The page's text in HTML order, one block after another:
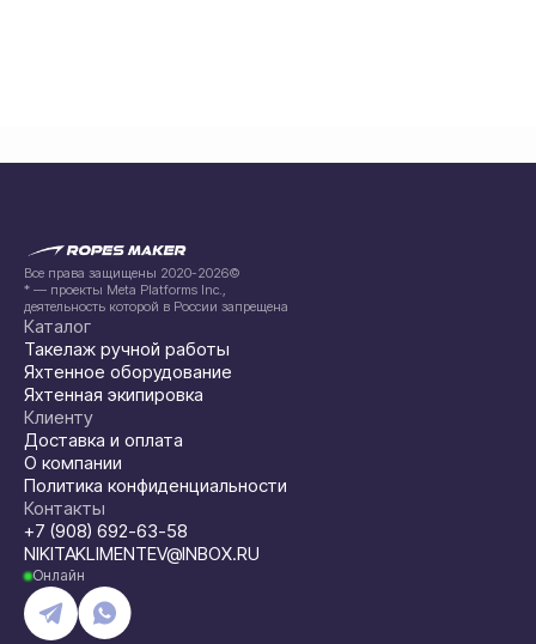
Все права защищены 2020-2026©
* — проекты Meta Platforms Inc.,
деятельность которой в России запрещена
Каталог
Такелаж ручной работы
Яхтенное оборудование
Яхтенная экипировка
Клиенту
Доставка и оплата
О компании
Политика конфиденциальности
Контакты
+7 (908) 692-63-58
NIKITAKLIMENTEV@INBOX.RU
Онлайн